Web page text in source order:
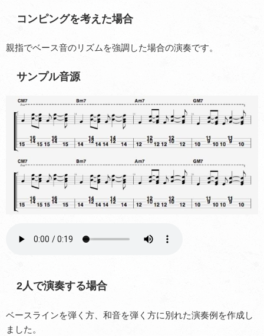
コンピングを考えた場合
親指でベース音のリズムを強調した場合の演奏です。
サンプル音源
2人で演奏する場合
ベースラインを弾く方、和音を弾く方に別れた演奏例を作成し
ました。